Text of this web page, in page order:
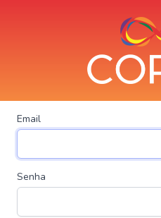
Email
Senha